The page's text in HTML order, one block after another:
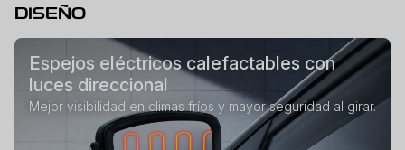
DISEÑO
Espejos eléctricos calefactables con
luces direccional
Mejor visibilidad en climas fríos y mayor seguridad al girar.